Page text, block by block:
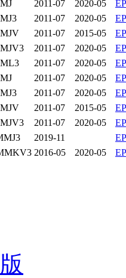
2011-07 2020-05
2011-07 2020-05
2011-07 2015-05
2011-07 2020-05
2011-07 2020-05
2011-07 2020-05
2011-07 2020-05
2011-07 2015-05
2011-07 2020-05
2019-11
2016-05 2020-05